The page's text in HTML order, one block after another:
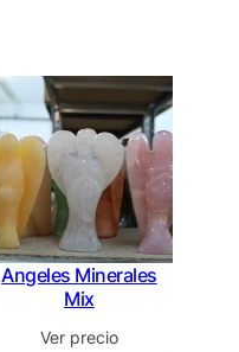
Angeles Minerales
Mix
Ver precio